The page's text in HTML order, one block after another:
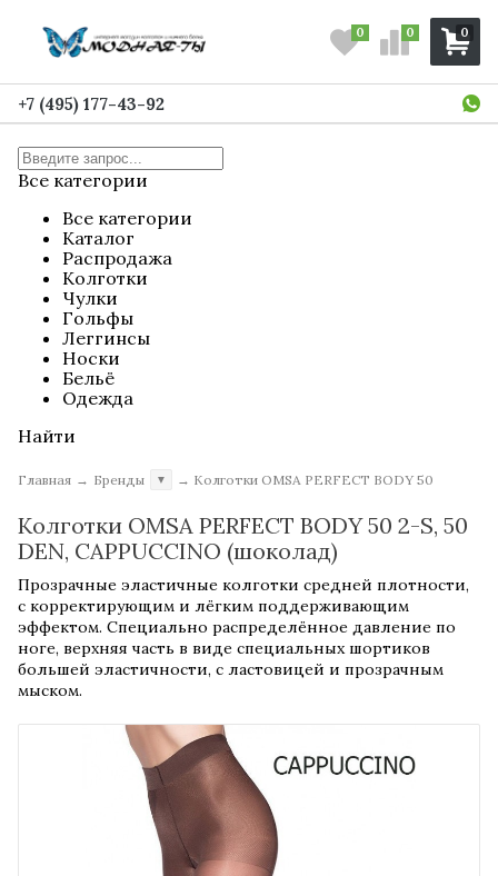
0
0 0
+7 (495) 177-43-92
Все категории
Все категории
Каталог
Распродажа
Колготки
Чулки
Гольфы
Леггинсы
Носки
Бельё
Одежда
Найти
Главная → Бренды ▼ → Колготки OMSA PERFECT BODY 50
Колготки OMSA PERFECT BODY 50 2-S, 50
DEN, CAPPUCCINO (шоколад)
Прозрачные эластичные колготки средней плотности,
с корректирующим и лёгким поддерживающим
эффектом. Специально распределённое давление по
ноге, верхняя часть в виде специальных шортиков
большей эластичности, с ластовицей и прозрачным
мыском.